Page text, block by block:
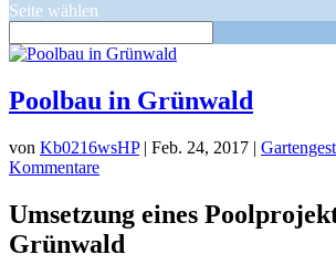
Seite wählen
Poolbau in Grünwald
von Kb0216wsHP| Feb. 24, 2017 |
Kommentare
Umsetzung eines
Grünwald